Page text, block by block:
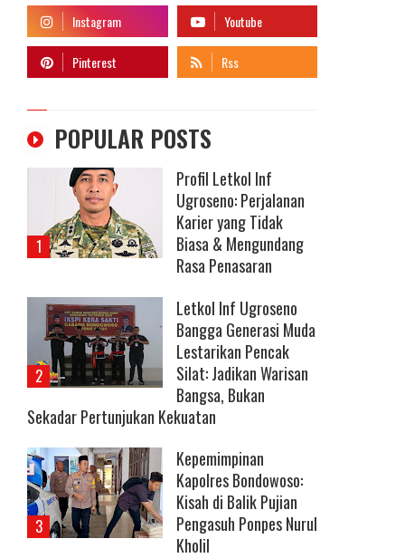
POPULAR POSTS
Profil Letkol Inf
Ugroseno: Perjalanan
Karier yang Tidak
Biasa & Mengundang
Rasa Penasaran
Letkol Inf Ugroseno
Bangga Generasi Muda
Lestarikan Pencak
Silat: Jadikan Warisan
Bangsa, Bukan
Sekadar Pertunjukan Kekuatan
Kepemimpinan
Kapolres Bondowoso:
Kisah di Balik Pujian
Pengasuh Ponpes Nurul
Kholil